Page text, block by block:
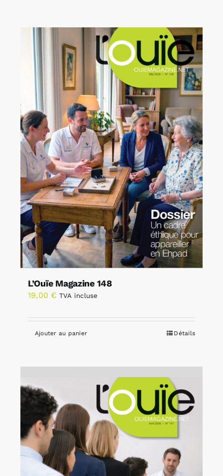
L’Ouïe Magazine 148
19,00 € TVA incluse
Ajouter au panier Détails